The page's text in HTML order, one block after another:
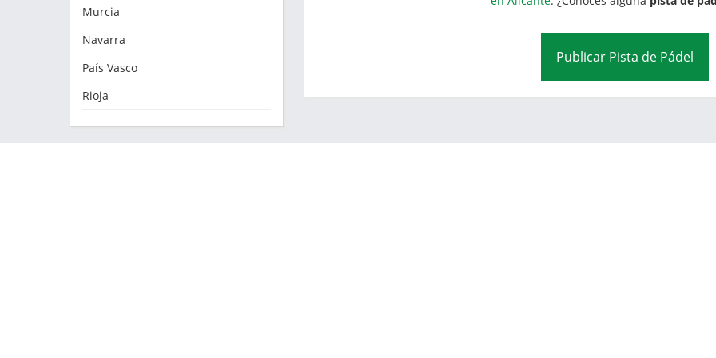
Murcia
Navarra
País Vasco
Rioja
Publicar Pista de Pádel